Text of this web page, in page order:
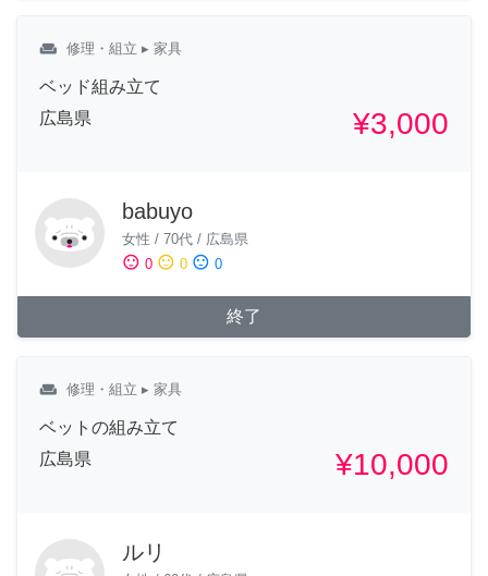
weekend 修理・組立 ▸ 家具
ベッド組み立て
広島県
¥3,000
babuyo
女性 / 70代 / 広島県
sentiment_satisfied 0 sentiment_neutral 0 sentiment_dissatisfied 0
終了
weekend 修理・組立 ▸ 家具
ベットの組み立て
広島県
¥10,000
ルリ